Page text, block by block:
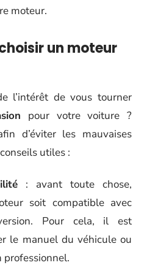
moteur.
un moteur
l’intérêt de vous tourner
pour votre voiture ?
d’éviter les mauvaises
utiles :
: avant toute chose,
soit compatible avec
Pour cela, il est
le manuel du véhicule ou
professionnel.